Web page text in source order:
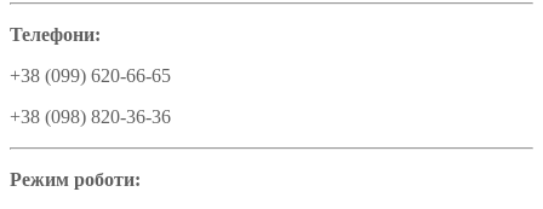
Телефони:
+38 (099) 620-66-65
+38 (098) 820-36-36
Режим роботи: